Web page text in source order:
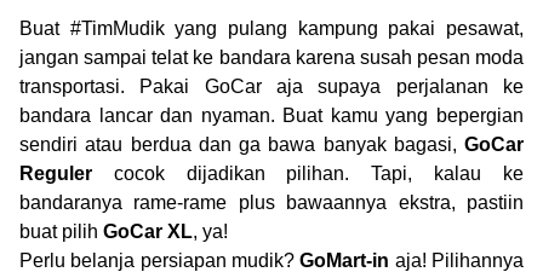
Buat #TimMudik yang pulang kampung pakai pesawat,
jangan sampai telat ke bandara karena susah pesan moda
transportasi. Pakai GoCar aja
supaya perjalanan ke
bandara lancar dan nyaman. Buat kamu yang bepergian
sendiri atau berdua dan ga bawa banyak bagasi, GoCar
Reguler cocok dijadikan pilihan. Tapi, kalau ke
bandaranya rame-rame plus bawaannya ekstra, pastiin
buat pilih GoCar XL, ya!
Perlu belanja persiapan mudik?GoMart-in aja! Pilihannya